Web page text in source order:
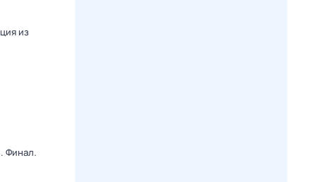
из
Финал.